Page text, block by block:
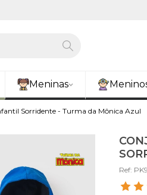
Meninas
Sorridente - Turma da Mônica Azul
Ref: